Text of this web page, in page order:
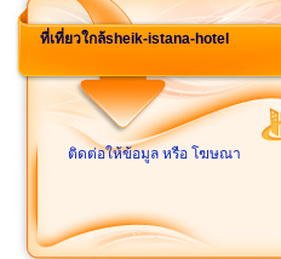
ที่เที่ยวใกล้sheik-istana-hotel
ติดต่อให้ข้อมูล หรือ โฆษณา